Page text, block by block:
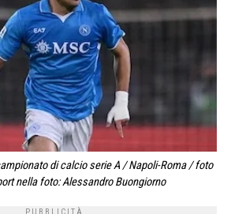
di calcio serie A / Napoli-Roma / foto
nella foto: Alessandro Buongiorno